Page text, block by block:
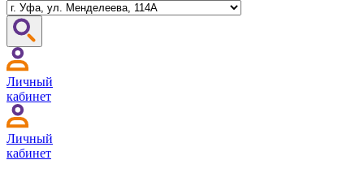
Личный
кабинет
Личный
кабинет